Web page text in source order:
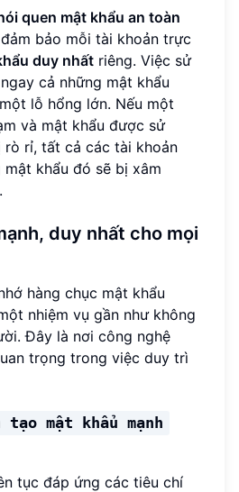
quen mật khẩu an toàn
bảo mỗi tài khoản trực
duy nhất riêng. Việc sử
cả những mật khẩu
lỗ hổng lớn. Nếu một
và mật khẩu được sử
rò rỉ, tất cả các tài khoản
khẩu đó sẽ bị xâm
duy nhất cho mọi
hàng chục mật khẩu
nhiệm vụ gần như không
Đây là nơi công nghệ
trọng trong việc duy trì
mật khẩu mạnh
tục đáp ứng các tiêu chí